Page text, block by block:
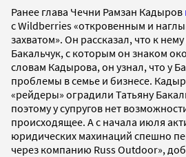
Ранее глава Чечни Рамзан Кадыров
с Wildberries «откровенным и
захватом». Он рассказал, что к
Бакальчук, с которым он знаком
словам Кадырова, он узнал, что у
проблемы в семье и бизнесе.
«рейдеры» оградили Татьяну
поэтому у супругов нет
происходящее. А с начала июля
юридических махинаций спешно
через компанию Russ Outdoor»,